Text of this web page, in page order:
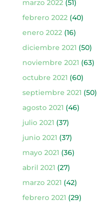
marzo 2022(51)
febrero 2022(40)
enero 2022(16)
diciembre 2021 (50)
noviembre 2021 (63)
octubre 2021 (60)
septiembre 2021 (50)
agosto 2021 (46)
julio 2021 (37)
junio 2021 (37)
mayo 2021 (36)
abril 2021 (27)
marzo 2021 (42)
febrero 2021 (29)